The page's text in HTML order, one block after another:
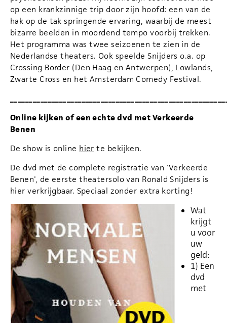
op een krankzinnige trip door zijn hoofd: een van de
hak op de tak springende ervaring, waarbij de meest
bizarre beelden in moordend tempo voorbij trekken.
Het programma was twee seizoenen te zien in de
Nederlandse theaters. Ook speelde Snijders o.a. op
Crossing Border (Den Haag en Antwerpen), Lowlands,
Zwarte Cross en het Amsterdam Comedy Festival.
Online kijken of een echte dvd met Verkeerde
Benen
De show is online hier te bekijken.
De dvd met de complete registratie van 'Verkeerde
Benen', de eerste theatersolo van Ronald Snijders is
hier verkrijgbaar. Speciaal zonder extra korting!
Wat
krijgt
u voor
uw
geld:
1) Een
dvd
met